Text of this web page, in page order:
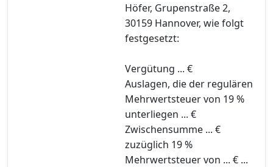
Höfer, Grupenstraße 2,
30159 Hannover, wie folgt
festgesetzt:
Vergütung ... €
Auslagen, die der regulären
Mehrwertsteuer von 19 %
unterliegen ... €
Zwischensumme ... €
zuzüglich 19 %
Mehrwertsteuer von ... € ...